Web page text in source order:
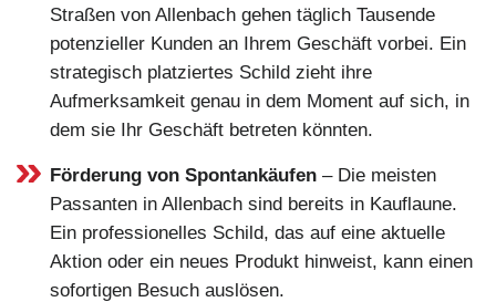
Straßen von Allenbach gehen täglich Tausende
potenzieller Kunden an Ihrem Geschäft vorbei. Ein
strategisch platziertes Schild zieht ihre
Aufmerksamkeit genau in dem Moment auf sich, in
dem sie Ihr Geschäft betreten könnten.
Förderung von Spontankäufen – Die meisten
Passanten in Allenbach sind bereits in Kauflaune.
Ein professionelles Schild, das auf eine aktuelle
Aktion oder ein neues Produkt hinweist, kann einen
sofortigen Besuch auslösen.